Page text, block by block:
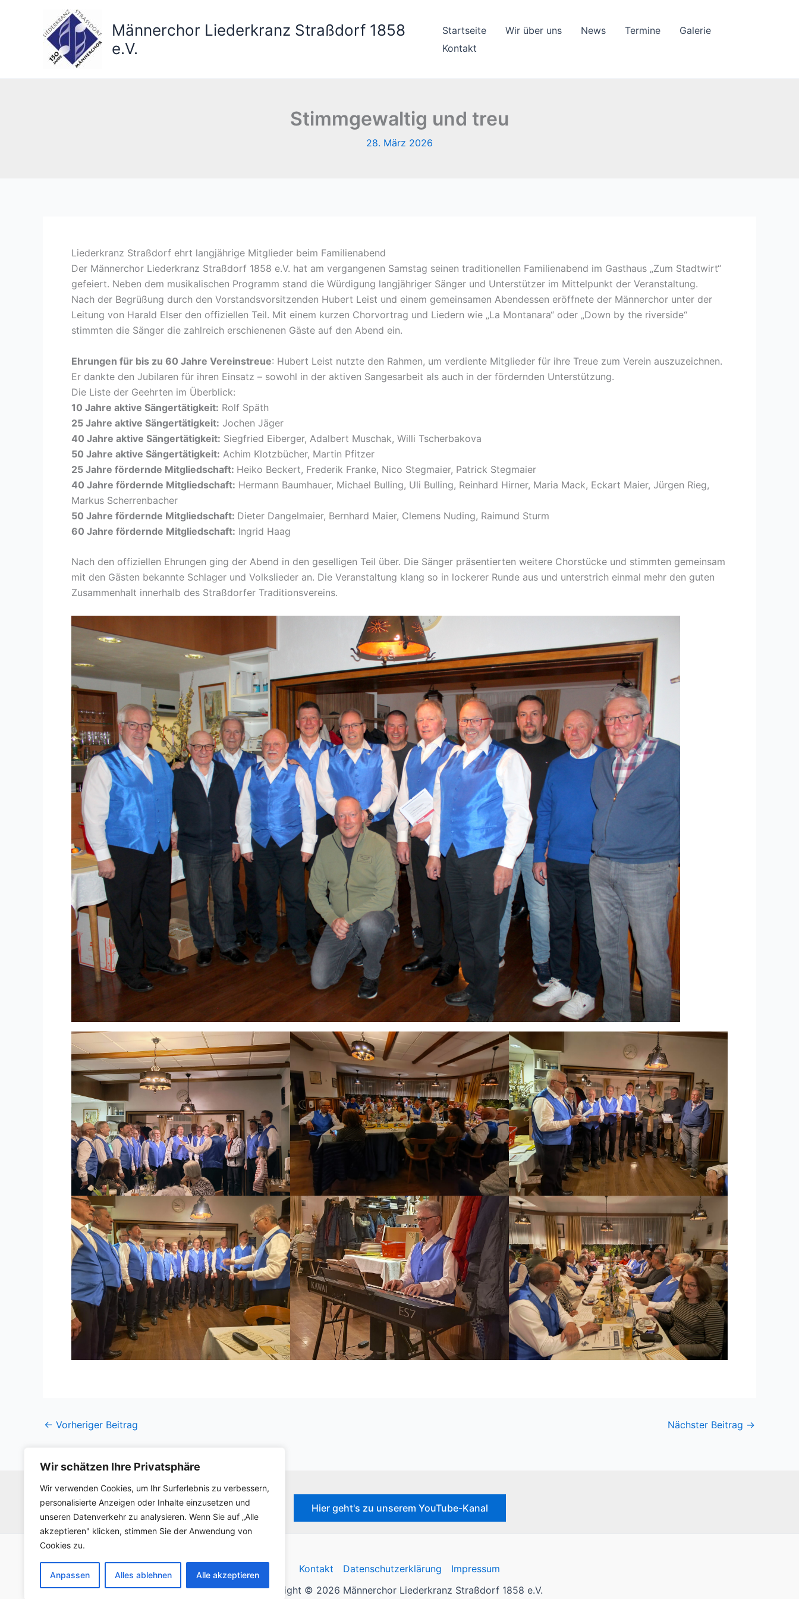
Wir schätzen Ihre Privatsphäre
Wir verwenden Cookies, um Ihr Surferlebnis zu verbessern,
personalisierte Anzeigen oder Inhalte einzusetzen und
unseren Datenverkehr zu analysieren. Wenn Sie auf „Alle
akzeptieren" klicken, stimmen Sie der Anwendung von
Cookies zu.
Anpassen Alles ablehnen Alle akzeptieren
Männerchor Liederkranz Straßdorf 1858
e.V.
Startseite Wir über uns News Termine
Galerie
Kontakt
Stimmgewaltig und treu
28. März 2026
Liederkranz Straßdorf ehrt langjährige Mitglieder beim Familienabend
Der Männerchor Liederkranz Straßdorf 1858 e.V. hat am vergangenen Samstag seinen traditionellen Familienabend im Gasthaus „Zum Stadtwirt“
gefeiert. Neben dem musikalischen Programm stand die Würdigung langjähriger Sänger und Unterstützer im Mittelpunkt der Veranstaltung.
Nach der Begrüßung durch den Vorstandsvorsitzenden Hubert Leist und einem gemeinsamen Abendessen eröffnete der Männerchor unter der
Leitung von Harald Elser den offiziellen Teil. Mit einem kurzen Chorvortrag und Liedern wie „La Montanara“ oder „Down by the riverside“
stimmten die Sänger die zahlreich erschienenen Gäste auf den Abend ein.
Ehrungen für bis zu 60 Jahre Vereinstreue: Hubert Leist nutzte den Rahmen, um verdiente Mitglieder für ihre Treue zum Verein auszuzeichnen.
Er dankte den Jubilaren für ihren Einsatz – sowohl in der aktiven Sangesarbeit als auch in der fördernden Unterstützung.
Die Liste der Geehrten im Überblick:
10 Jahre aktive Sängertätigkeit: Rolf Späth
25 Jahre aktive Sängertätigkeit: Jochen Jäger
40 Jahre aktive Sängertätigkeit: Siegfried Eiberger, Adalbert Muschak, Willi Tscherbakova
50 Jahre aktive Sängertätigkeit: Achim Klotzbücher, Martin Pfitzer
25 Jahre fördernde Mitgliedschaft: Heiko Beckert, Frederik Franke, Nico Stegmaier, Patrick Stegmaier
40 Jahre fördernde Mitgliedschaft: Hermann Baumhauer, Michael Bulling, Uli Bulling, Reinhard Hirner, Maria Mack, Eckart Maier, Jürgen Rieg,
Markus Scherrenbacher
50 Jahre fördernde Mitgliedschaft: Dieter Dangelmaier, Bernhard Maier, Clemens Nuding, Raimund Sturm
60 Jahre fördernde Mitgliedschaft: Ingrid Haag
Nach den offiziellen Ehrungen ging der Abend in den geselligen Teil über. Die Sänger präsentierten weitere Chorstücke und stimmten gemeinsam
mit den Gästen bekannte Schlager und Volkslieder an. Die Veranstaltung klang so in lockerer Runde aus und unterstrich einmal mehr den guten
Zusammenhalt innerhalb des Straßdorfer Traditionsvereins.
← Vorheriger Beitrag Nächster Beitrag →
Hier geht's zu unserem YouTube-Kanal
Kontakt Datenschutzerklärung
Impressum
Copyright © 2026 Männerchor Liederkranz Straßdorf 1858 e.V.